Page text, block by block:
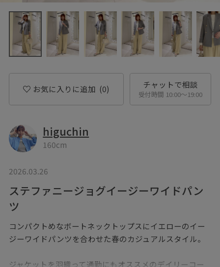
お気に入りに追加 (0) チャットで相談
受付時間 10:00〜19:00
higuchin
160cm
2026.03.26
ステファニージョグイージーワイドパン
ツ
コンパクトめなボートネックトップスにイエローのイー
ジーワイドパンツを合わせた春のカジュアルスタイル。
ジャケットを羽織って通勤にもオススメのデイリーコー